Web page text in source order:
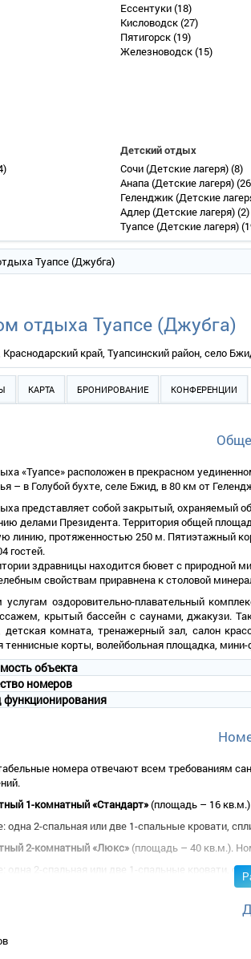
Ессентуки(18)
Кисловодск(27)
Пятигорск(19)
Железноводск(15)
Детский отдых
Сочи (Детские лагеря)(8)
Анапа (Детские лагеря)
Геленджик (Детские
Адлер (Детские лагеря)(2)
Туапсе (Детские лагеря)
Туапсе (Джубга)
отдыха Туапсе (Джубга)
край, Туапсинский район, село
КАРТА БРОНИРОВАНИЕ КОНФЕРЕНЦИИ
«Туапсе» расположен в прекрасном
– в Голубой бухте, селе Бжид, в 80 км от
представляет собой закрытый, охраняемый
делами Президента. Территория общей
линию, протяженностью 250 м. Пятиэтажный
гостей.
здравницы находится бювет с природной
свойствам приравнена к столовой
оздоровительно-плавательный
крытый бассейн с саунами, джакузи.
детская комната, тренажерный зал, салон
корты, волейбольная площадка, мини-
объекта
номеров
функционирования
номера отвечают всем требованиям
1-комнатный «Стандарт»(площадь – 16
одна 2-спальная или две 1-спальные кровати,
2-комнатный «Люкс» (площадь – 40 кв.м.).
одна 2-спальная или две 1-спальные кровати,
В номере есть выход
одна 2-спальная или две 1-спальные кровати,